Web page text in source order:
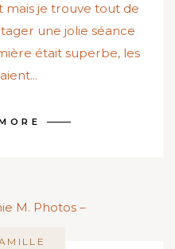
je trouve tout de
une jolie séance
était superbe, les